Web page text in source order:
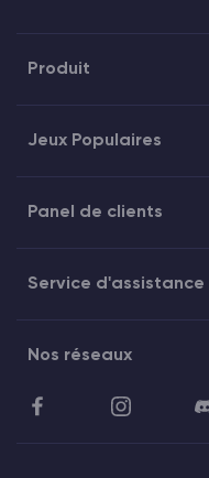
Produit
Jeux Populaires
Panel de clients
Service d'assistance
Nos réseaux